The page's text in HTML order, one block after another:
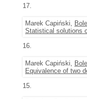
17.
Marek Capiński,
Statistical solutions
16.
Marek Capiński,
Equivalence of two
15.